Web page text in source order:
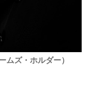
ムズ・ホルダー）